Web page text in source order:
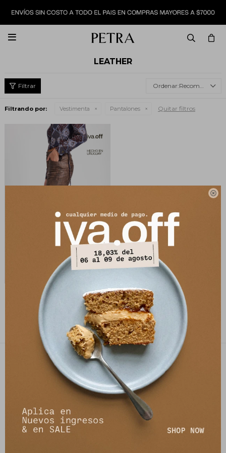


LEATHER
Recomendados
Filtrando por: Vestimenta Pantalones Quitar filtros
Pantalón Leather Ryder -
Desgastado
14.990
PETRA STORE
27141061 - 099 747 832
21 de setiembre 2895, Montevideo
shop@petrastore.com.uy
De lunes a sábados de 11 a 20hs